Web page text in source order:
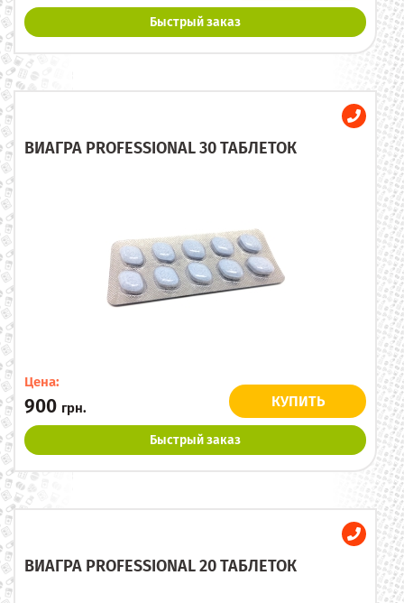
Быстрый заказ
ВИАГРА PROFESSIONAL 30 ТАБЛЕТОК
Цена:
900 грн. КУПИТЬ
Быстрый заказ
ВИАГРА PROFESSIONAL 20 ТАБЛЕТОК